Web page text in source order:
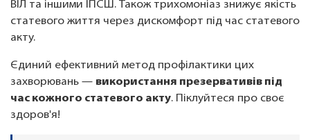
ВІЛ та іншими ІПСШ. Також трихомоніаз знижує якість
статевого життя через дискомфорт під час статевого
акту.
Єдиний ефективний метод профілактики цих
захворювань — використання презервативів під
час кожного статевого акту. Піклуйтеся про своє
здоров'я!